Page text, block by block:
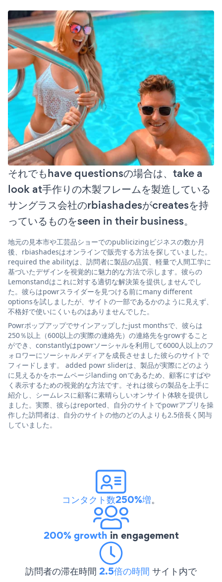
それでもhave questionsの場合は、take a
look at手作りの木製フレームを製造している
サングラス会社のrbiashadesがcreatesを持
っているものをseen in their business。
地元の見本市や工芸品ショーでのpublicizingビジネスの数か月
後、rbiashadesはオンラインで販売する方法を探していました。
required the abilityは、訪問者に製品の品質、軽量で人間工学に
基づいたデザインを視覚的に魅力的な方法で示します。彼らの
Lemonstandはこれに対する適切な解決策を提供しませんでし
た。彼らはpowrスライダーを見つける前にmany different
optionsを試しましたが、サイトの一部であるかのように見えず、
不格好で使いにくいものはありませんでした。
Powrポップアップでサインアップしたjust monthsで、彼らは
250％以上（600以上の実際の連絡先）の連絡先をgrowすること
ができ、constantlyはpowrソーシャルを利用して6000人以上のフ
ォロワーにソーシャルメディアを成長させました彼らのサイトで
フィードします。 added powr sliderは、製品が実際にどのよう
に見えるかをホームページlanding onであるため、顧客にすばや
く表示するための視覚的な方法です。それは彼らの製品を上手に
紹介し、シームレスに顧客に素晴らしいオンサイト体験を提供し
ました。実際、彼らはreported、自分のサイトでpowrアプリを操
作した訪問者は、自分のサイトの他のどの人よりも2.5倍長く関与
していました。
コンタクト数250%増。
200% growth in engagement
訪問者の滞在時間 2.5倍の時間 サイト内で